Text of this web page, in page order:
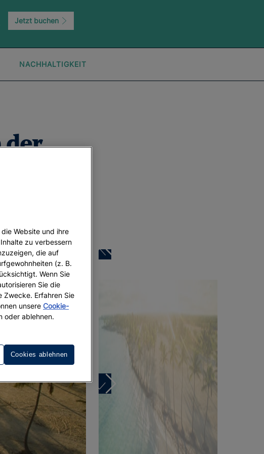
Jetzt buchen
NACHHALTIGKEIT
der
Hotels von
Website und ihre
zu verbessern
die auf
(z. B.
Wenn Sie
Sie die
Zwecke. Erfahren Sie
unsere Cookie-
oder ablehnen.
Cookies ablehnen